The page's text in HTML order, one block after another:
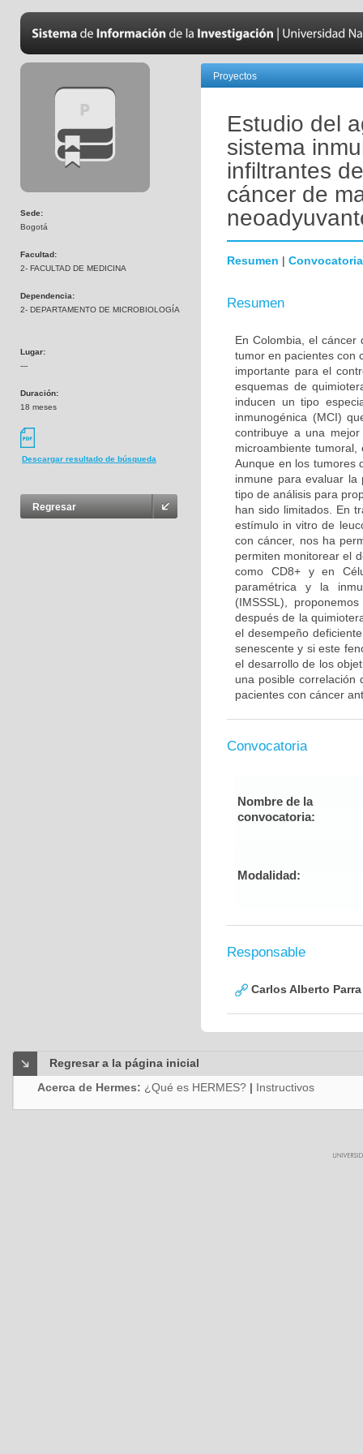
Sede:
Bogotá
Facultad:
2- FACULTAD DE MEDICINA
Dependencia:
2- DEPARTAMENTO DE MICROBIOLOGÍA
Lugar:
---
Duración:
18 meses
Descargar resultado de búsqueda
Regresar
Proyectos
Estudio del
sistema
infiltrantes
cáncer de
Resumen | Convocatoria
Resumen
En Colombia, el
tumor en pacientes con
importante para el
esquemas de
inducen un tipo
inmunogénica (MCI)
contribuye a una
microambiente
Aunque en los tumores
inmune para evaluar la
tipo de análisis para
han sido limitados. En
estímulo in vitro de
con cáncer, nos ha
permiten monitorear el
como CD8+ y en
paramétrica y la
(IMSSSL),
después de la
el desempeño
senescente y si este
el desarrollo de los
una posible correlación
pacientes con cáncer
Convocatoria
Nombre de la
convocatoria:
Modalidad:
Responsable
Carlos Alberto
Regresar a la página inicial
Acerca de Hermes: ¿Qué es HERMES? | Instructivos